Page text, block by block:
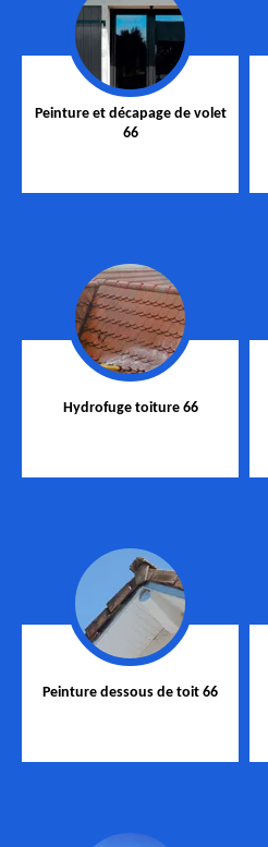
Peinture et décapage de volet
66
Hydrofuge toiture 66
Peinture dessous de toit 66